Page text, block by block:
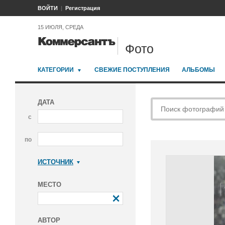
ВОЙТИ Регистрация
15 ИЮЛЯ, СРЕДА
Фото
КАТЕГОРИИ СВЕЖИЕ ПОСТУПЛЕНИЯ АЛЬБОМЫ
ДАТА
с
по
ИСТОЧНИК
МЕСТО
АВТОР